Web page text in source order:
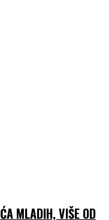
MLADIH, VIŠE OD